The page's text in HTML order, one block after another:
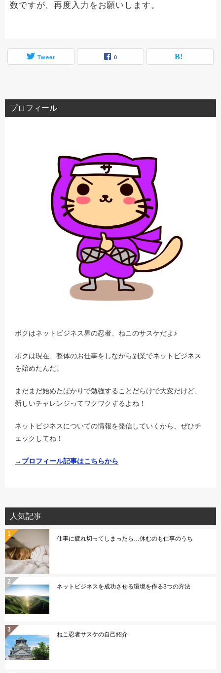
数ですが、再度入力をお願いします。
Tweet 0
プロフィール
ボクはネットビジネス界の忍者、ねこのサスケだよ♪
ボクは現在、整体のお仕事をしながら副業でネットビジネス
を始めたんだ。
まだまだ始めたばかりで勉強することだらけで大変だけど、
新しいチャレンジってワクワクするよね！
ネットビジネスについての情報を発信していくから、ぜひチ
ェックしてね！
→プロフィール記事はこちらから
人気記事
仕事に疲れ切ってしまったら…休むのも仕事のうち
ネットビジネスを成功させる環境を作る3つの方法
ねこ忍者サスケの自己紹介